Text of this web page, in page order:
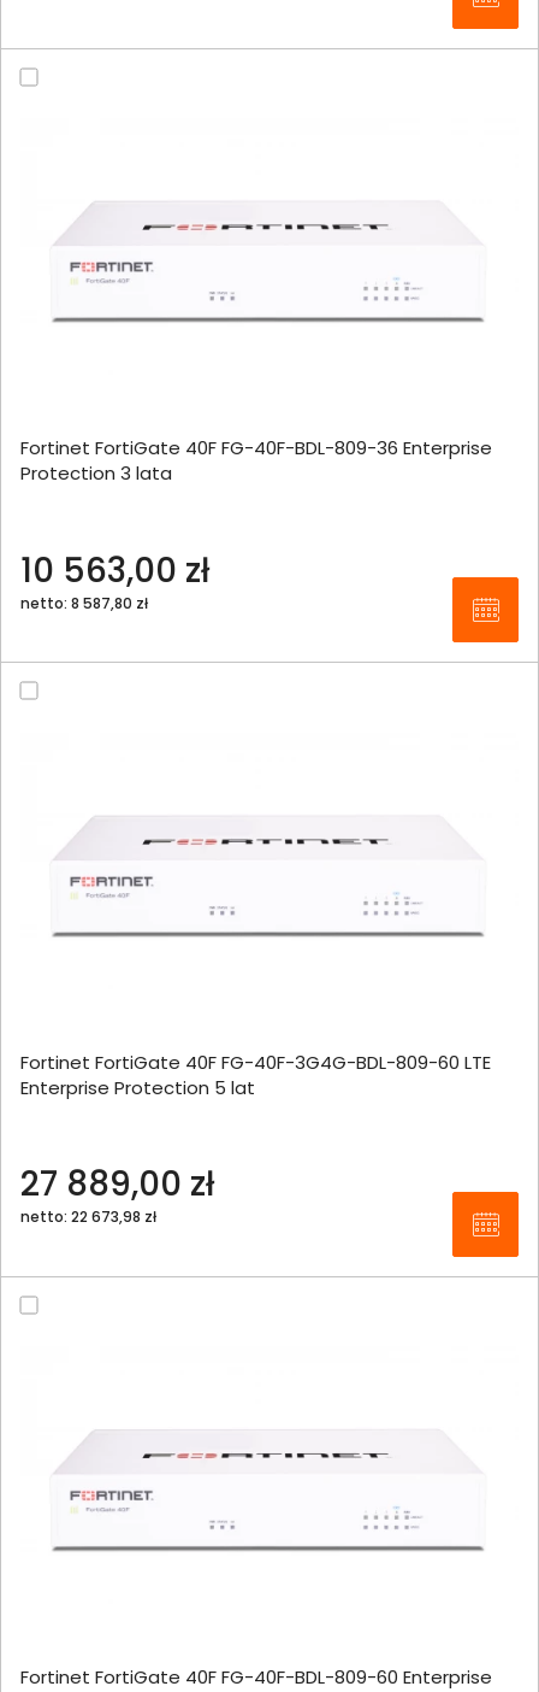
Fortinet FortiGate 40F FG-40F-BDL-809-36 Enterprise
Protection 3 lata
10 563,00 zł
netto: 8 587,80 zł
Fortinet FortiGate 40F FG-40F-3G4G-BDL-809-60 LTE
Enterprise Protection 5 lat
27 889,00 zł
netto: 22 673,98 zł
Fortinet FortiGate 40F FG-40F-BDL-809-60 Enterprise